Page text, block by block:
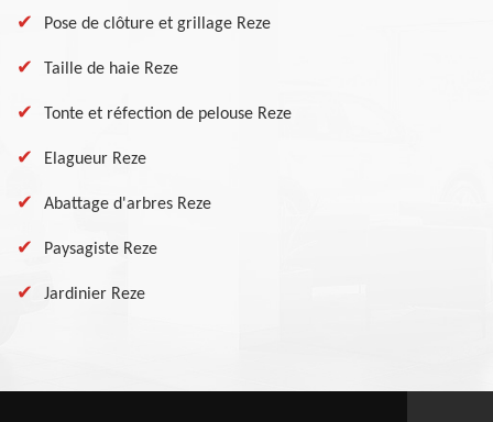
Pose de clôture et grillage Reze
Taille de haie Reze
Tonte et réfection de pelouse Reze
Elagueur Reze
Abattage d'arbres Reze
Paysagiste Reze
Jardinier Reze